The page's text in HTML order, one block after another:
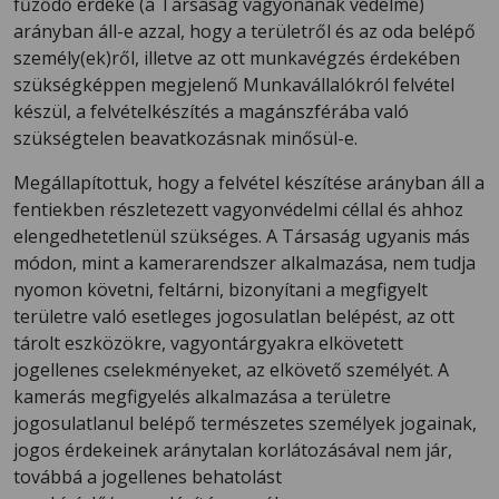
arányban áll-e azzal, hogy a területről és az oda belépő
személy(ek)ről, illetve az ott munkavégzés érdekében
szükségképpen megjelenő Munkavállalókról felvétel
készül, a felvételkészítés a magánszférába való
szükségtelen beavatkozásnak minősül-e.
Megállapítottuk, hogy a felvétel készítése arányban áll a
fentiekben részletezett vagyonvédelmi céllal és ahhoz
elengedhetetlenül szükséges. A Társaság ugyanis más
módon, mint a kamerarendszer alkalmazása, nem tudja
nyomon követni, feltárni, bizonyítani a megfigyelt
területre való esetleges jogosulatlan belépést, az ott
tárolt eszközökre, vagyontárgyakra elkövetett
jogellenes cselekményeket, az elkövető személyét. A
kamerás megfigyelés alkalmazása a területre
jogosulatlanul belépő természetes személyek jogainak,
jogos érdekeinek aránytalan korlátozásával nem jár,
továbbá a jogellenes behatolást